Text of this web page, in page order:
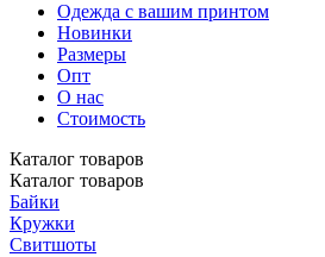
Одежда с вашим принтом
Новинки
Размеры
Опт
О нас
Стоимость
Каталог товаров
Каталог товаров
Байки
Кружки
Свитшоты